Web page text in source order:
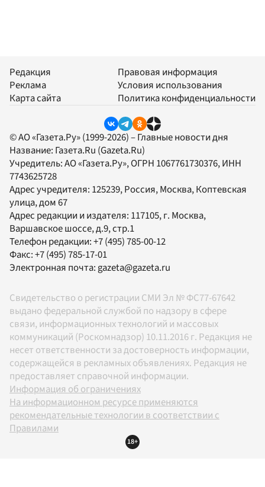
Редакция
Реклама
Карта сайта
Правовая информация
Условия использования
Политика конфиденциальности
© АО «Газета.Ру» (1999-2026) – Главные новости дня
Название: Газета.Ru (Gazeta.Ru)
Учредитель:АО «Газета.Ру», ОГРН 1067761730376, ИНН
7743625728
Адрес учредителя: 125239, Россия, Москва, Коптевская
улица, дом 67
Адрес редакции и издателя: 117105, г. Москва,
Варшавское шоссе, д.9, стр.1
Телефон редакции:+7 (495) 785-00-12
Факс:+7 (495) 785-17-01
Электронная почта:gazeta@gazeta.ru
Свидетельство о регистрации СМИ Эл № ФС77-67642
выдано федеральной службой по надзору в сфере
связи, информационных технологий и массовых
коммуникаций (Роскомнадзор) 10.11.2016 г. Редакция не
несет ответственности за достоверность информации,
содержащейся в рекламных объявлениях. Редакция не
предоставляет справочной информации.
Информация об ограничениях
На информационном ресурсе применяются
рекомендательные технологии в соответствии с
Правилами
18+